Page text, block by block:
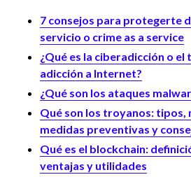
7 consejos para protegerte
servicio o crime as a service
¿Qué es la ciberadicción o
adicción a Internet?
¿Qué son los ataques
Qué son los troyanos: tipos,
medidas preventivas y
Qué es el blockchain:
ventajas y utilidades